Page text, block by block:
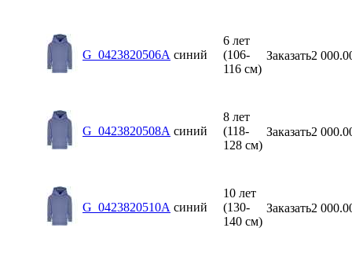
G_0423820506A синий
6 лет
(106-
116 см)
Заказать2
G_0423820508A синий
8 лет
(118-
128 см)
Заказать2
G_0423820510A синий
10 лет
(130-
140 см)
Заказать2